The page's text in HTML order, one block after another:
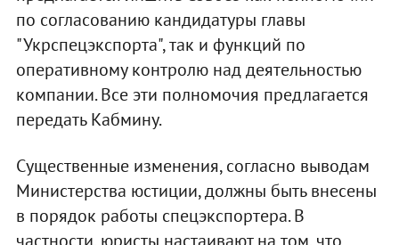
по согласованию кандидатуры главы
"Укрспецэкспорта", так и функций по
оперативному контролю над деятельностью
компании. Все эти полномочия предлагается
передать Кабмину.
Существенные изменения, согласно выводам
Министерства юстиции, должны быть внесены
в порядок работы спецэкспортера. В
частности, юристы настаивают на том, что